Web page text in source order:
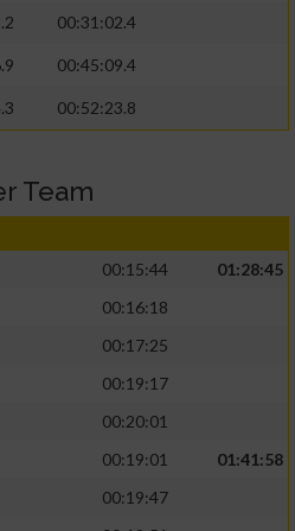
00:31:02.4
00:45:09.4
00:52:23.8
Team
00:15:44
01:28:45
00:16:18
00:17:25
00:19:17
00:20:01
00:19:01
01:41:58
00:19:47